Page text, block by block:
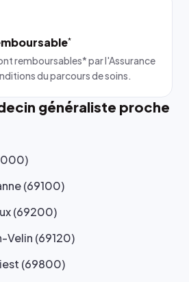
*
remboursables* par l'Assurance
du parcours de soins.
généraliste proche
(69100)
(69200)
Velin (69120)
(69800)